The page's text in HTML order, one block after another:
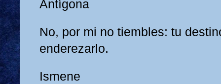
Antígona
No, por mi no tiembles: tu
enderezarlo.
Ismene